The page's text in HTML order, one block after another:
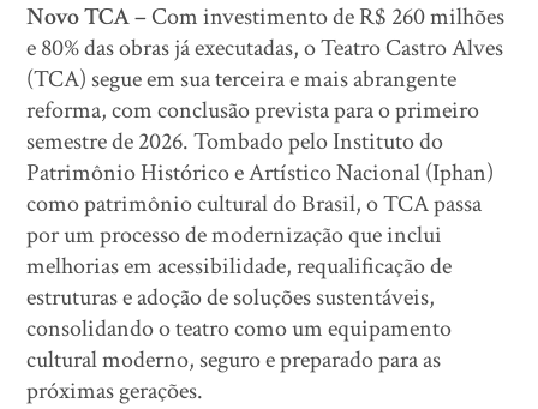
Novo TCA –Com investimento de R$ 260 milhões
e 80% das obras já executadas, o Teatro Castro Alves
(TCA) segue em sua terceira e mais abrangente
reforma, com conclusão prevista para o primeiro
semestre de 2026. Tombado pelo Instituto do
Patrimônio Histórico e Artístico Nacional (Iphan)
como patrimônio cultural do Brasil, o TCA passa
por um processo de modernização que inclui
melhorias em acessibilidade, requalificação de
estruturas e adoção de soluções sustentáveis,
consolidando o teatro como um equipamento
cultural moderno, seguro e preparado para as
próximas gerações.